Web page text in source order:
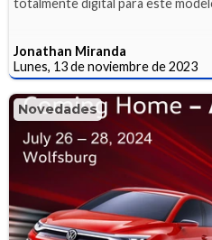
totalmente digital para este
Jonathan Miranda
Lunes, 13 de noviembre de 2023
Novedades